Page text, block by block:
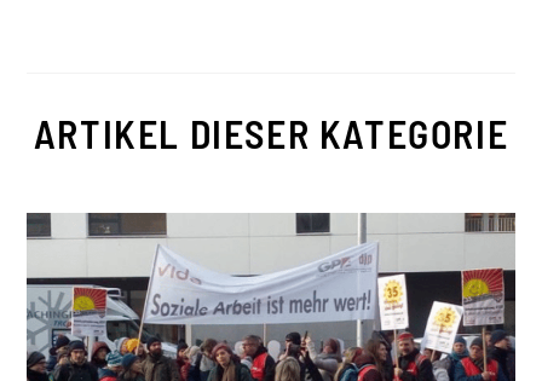
ARTIKEL DIESER KATEGORIE